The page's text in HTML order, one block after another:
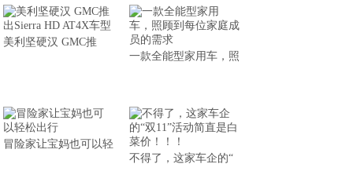
美利坚硬汉 GMC推
一款全能型家用车，照
冒险家让宝妈也可以轻
不得了，这家车企的“